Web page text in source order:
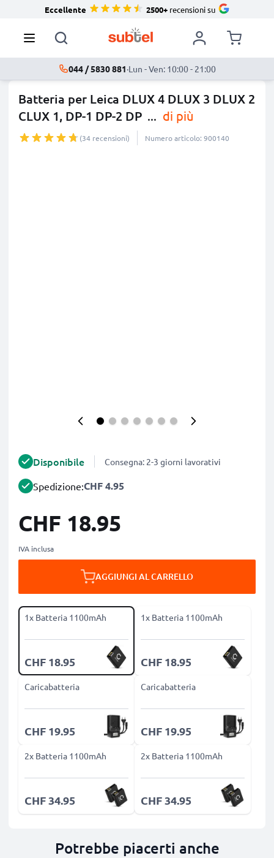
Eccellente 2500+recensioni su
044 / 5830 881·Lun - Ven: 10:00 - 21:00
Batteria per Leica DLUX 4 DLUX 3 DLUX 2
CLUX 1, DP-1 DP-2 DP ... di più
(34 recensioni) Numero articolo: 900140
Disponibile Consegna: 2-3 giorni lavorativi
Spedizione:CHF 4.95
CHF 18.95
IVA inclusa
AGGIUNGI AL CARRELLO
1x Batteria 1100mAh
CHF 18.95
1x Batteria 1100mAh
CHF 18.95
Caricabatteria
CHF 19.95
Caricabatteria
CHF 19.95
2x Batteria 1100mAh
CHF 34.95
2x Batteria 1100mAh
CHF 34.95
Potrebbe piacerti anche